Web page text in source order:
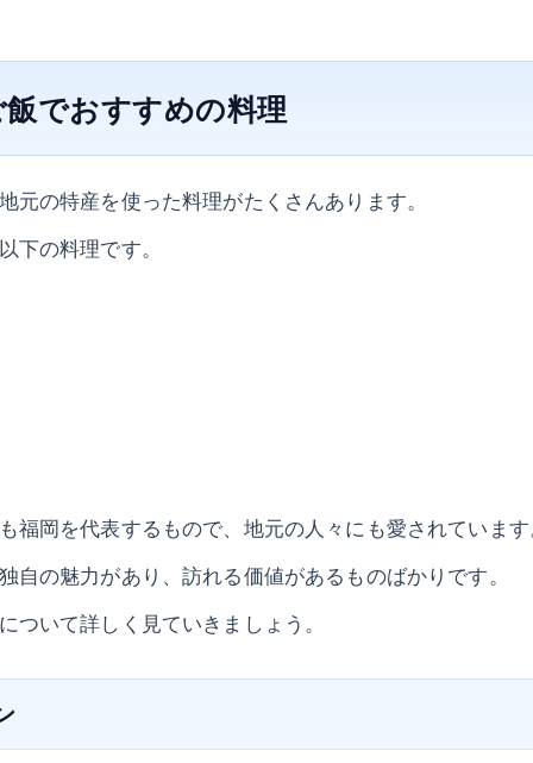
でおすすめの料理
元の特産を使った料理がたくさんあります。
下の料理です。
福岡を代表するもので、地元の人々にも愛されていま
自の魅力があり、訪れる価値があるものばかりです。
ついて詳しく見ていきましょう。